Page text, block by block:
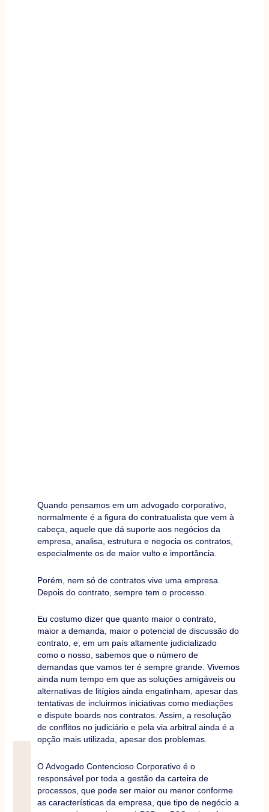
Quando pensamos em um advogado corporativo,
normalmente é a ﬁgura do contratualista que vem à
cabeça, aquele que dá suporte aos negócios da
empresa, analisa, estrutura e negocia os contratos,
especialmente os de maior vulto e importância.
Porém, nem só de contratos vive uma empresa.
Depois do contrato, sempre tem o processo.
Eu costumo dizer que quanto maior o contrato,
maior a demanda, maior o potencial de discussão do
contrato, e, em um país altamente judicializado
como o nosso, sabemos que o número de
demandas que vamos ter é sempre grande. Vivemos
ainda num tempo em que as soluções amigáveis ou
alternativas de litígios ainda engatinham, apesar das
tentativas de incluirmos iniciativas como mediações
e dispute boards nos contratos. Assim, a resolução
de conﬂitos no judiciário e pela via arbitral ainda é a
opção mais utilizada, apesar dos problemas.
O Advogado Contencioso Corporativo é o
responsável por toda a gestão da carteira de
processos, que pode ser maior ou menor conforme
as características da empresa, que tipo de negócio a